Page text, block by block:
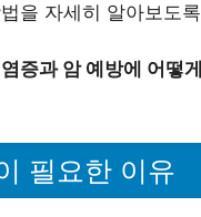
을 자세히 알아보도
증과 암 예방에 어떻
필요한 이유